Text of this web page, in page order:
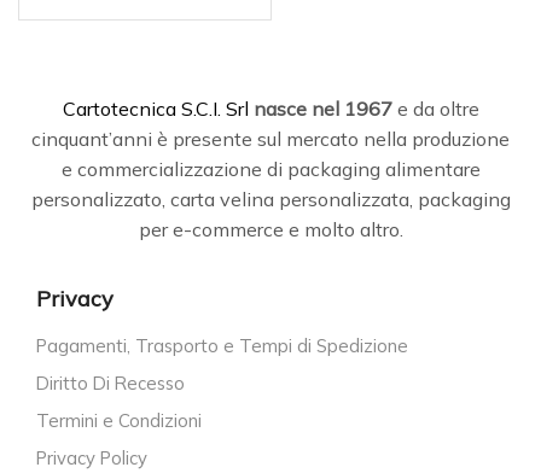
Cartotecnica S.C.I. Srl nasce nel 1967e da oltre
cinquant’anni è presente sul mercato nella produzione
e commercializzazione di packaging alimentare
personalizzato, carta velina personalizzata, packaging
per e-commerce e molto altro.
Privacy
Pagamenti, Trasporto e Tempi di Spedizione
Diritto Di Recesso
Termini e Condizioni
Privacy Policy